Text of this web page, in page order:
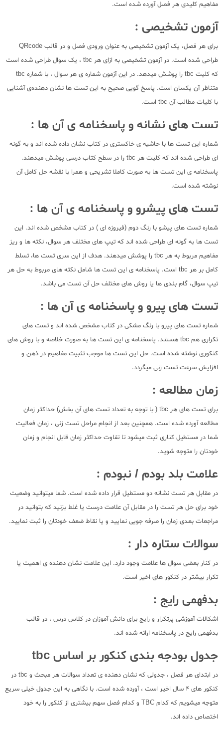
مفاهیم کلیدی هر فصل آورده شده است.
آزمون تشخیصی :
برای هر فصل، یک آزمون تشخیصی به عنوان ورودی فصل و در قالب QRcode
طراحی شده است. در آزمون تشخیصی به ازای هر tbc ، یک سوال طراحی شده است
که کلیت tbc را پوشش میدهد. در این آزمون شماره ی هر سوال ، با شماره tbc
متناظر آن یکسان است. پاسخ گویی صحیح به این تست ها نشان دهنده‌ی آشنایی
با کلیات مطالب آن tbc است.
تست های نشانه و پاسخنامه ی آن ها :
شماره این تست ها با حاشیه ی خاکستری در کتاب نشان داده شده اند و به گونه
ای طراحی شده اند که کلیت هر tbc را در سطح کتاب درسی پوشش میدهند.
پاسخنامه ی این تست ها به صورت کاملا تشریحی و همرا با نقشه حل کامل آن
نوشته شده است.
تست های پیشرو و پاسخنامه ی آن ها :
شماره تست های پیشو با رنگ دوم (فیروزه ای ) در کتاب مشخص شده اند. این
تست ها به گونه ای طراحی شده اند که تیپ های مختلف هر سوال، نکته ها و ریز
مفاهیم مربوط به هر tbc را پوشش میدهند. هدف از این سری تست ها، تسلط
کامل بر هر tbc است. پاسخنامه ی این تست ها شامل نکته های مربوط به حل هر
تیپ سوال، گام بندی ها یا روش های مختلف حل آن تست می باشد.
تست های پیرو و پاسخنامه ی آن ها :
شماره تست های پیرو با رنگ مشکی در کتاب مشخص شده اند و تست های
تکراری هم tbc هستند. پاسخنامه ی این تست ها به صورت خلاصه و با روش های
کنکوری نوشته شده است. حل این تست ها موجب تثبیت مفاهیم در ذهن و
افزایش سرعت تست زنی میگردد.
زمان مطالعه :
برای تست های هر tbc ( با توجه به تعداد تست های آن بخش) حداکثر زمان
مطالعه آورده شده است. همچنین بعد از انجام مراحل تست زنی ، زمان فعالیت
شما در مستطیل کناری ثبت میشود تا تفاوت حداکثر زمان قابل انجام و زمان
خودتان را متوجه شوید.
علامت بلد بودم / نبودم :
در مقابل هر تست نشانه دو مستطیل قرار داده شده است. شما میتوانید وضعیت
خود برای حل هر تست را در مقابل آن علامت درست یا غلط بزنید که بتوانید در
مراجعات بعدی زمان را صرفه جویی نمایید و یا نقاط ضعف خودتان را ثبت نمایید.
سوالات ستاره دار :
در کنار بعضی سوال ها علامت وجود دارد. این علامت نشان دهنده ی اهمیت یا
تکرار بیشتر در کنکور های اخیر است.
بدفهمی رایج :
اشکالات آموزشی پرتکرار و رایج برای دانش آموزان در کلاس درس ، در قالب
بدفهمی رایج در پاسخنامه ارائه شده اند.
جدول بودجه بندی کنکور بر اساس tbc
در ابتدای هر فصل ، جدولی که نشان دهنده ی تعداد سوالات هر مبحث و tbc در
کنکور های 4 سال اخیر است ، آورده شده است. با نگاهی به این جدول خیلی سریع
متوجه میشویم که کدام TBC و کدام فصل سهم بیشتری از کنکور را به خود
اختصاص داده اند.